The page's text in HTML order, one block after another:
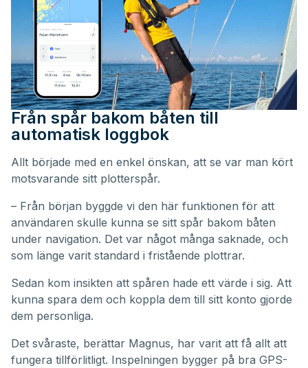
Från spår bakom båten till
automatisk loggbok
Allt började med en enkel önskan, att se var man kört
motsvarande sitt plotterspår.
– Från början byggde vi den här funktionen för att
användaren skulle kunna se sitt spår bakom båten
under navigation. Det var något många saknade, och
som länge varit standard i fristående plottrar.
Sedan kom insikten att spåren hade ett värde i sig. Att
kunna spara dem och koppla dem till sitt konto gjorde
dem personliga.
Det svåraste, berättar Magnus, har varit att få allt att
fungera tillförlitligt. Inspelningen bygger på bra GPS-